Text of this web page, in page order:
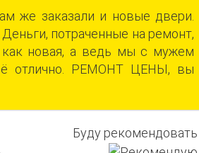
же заказали и новые двери.
потраченные на ремонт,
новая, а ведь мы с мужем
отлично. РЕМОНТ ЦЕНЫ, вы
Буду рекомендовать